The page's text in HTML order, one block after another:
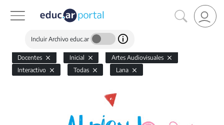
Incluir Archivo educ.ar
Docentes Inicial
Artes Audiovisuales
Interactivo
Todas Lana